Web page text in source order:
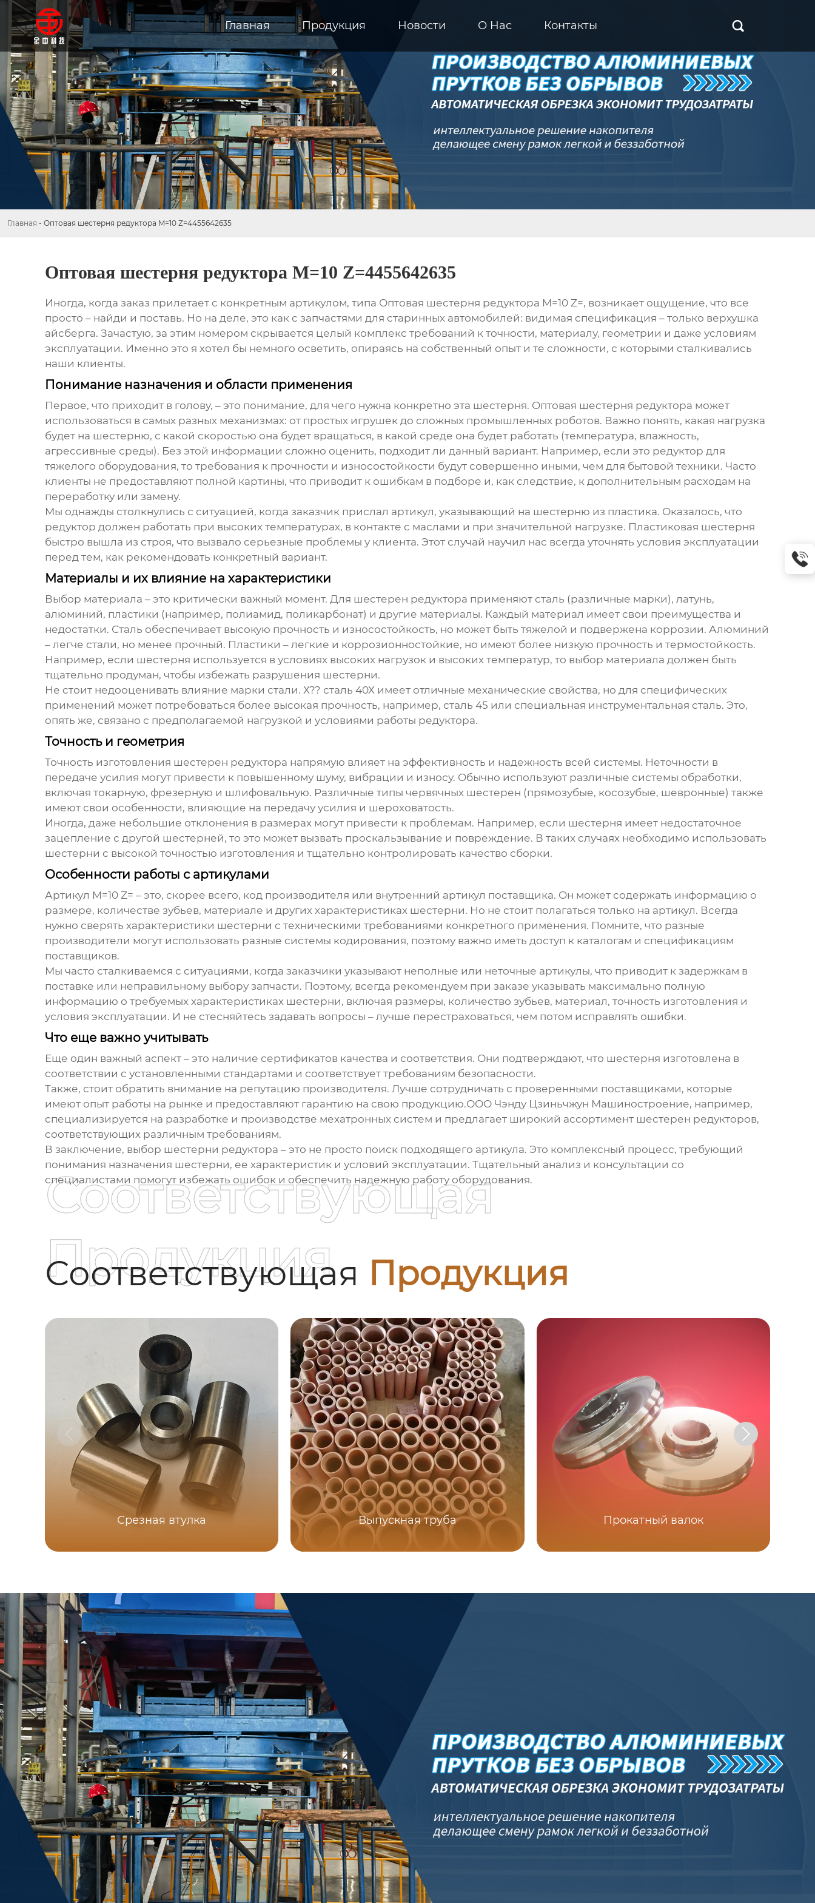
Главная Продукция Новости О Hас Контакты 
Главная - Оптовая шестерня редуктора M=10 Z=4455642635
Оптовая шестерня редуктора M=10 Z=4455642635
Иногда, когда заказ прилетает с конкретным артикулом, типа Оптовая шестерня редуктора M=10 Z=, возникает ощущение, что все
просто – найди и поставь. Но на деле, это как с запчастями для старинных автомобилей: видимая спецификация – только верхушка
айсберга. Зачастую, за этим номером скрывается целый комплекс требований к точности, материалу, геометрии и даже условиям
эксплуатации. Именно это я хотел бы немного осветить, опираясь на собственный опыт и те сложности, с которыми сталкивались
наши клиенты.
Понимание назначения и области применения
Первое, что приходит в голову, – это понимание, для чего нужна конкретно эта шестерня. Оптовая шестерня редуктора может
использоваться в самых разных механизмах: от простых игрушек до сложных промышленных роботов. Важно понять, какая нагрузка
будет на шестерню, с какой скоростью она будет вращаться, в какой среде она будет работать (температура, влажность,
агрессивные среды). Без этой информации сложно оценить, подходит ли данный вариант. Например, если это редуктор для
тяжелого оборудования, то требования к прочности и износостойкости будут совершенно иными, чем для бытовой техники. Часто
клиенты не предоставляют полной картины, что приводит к ошибкам в подборе и, как следствие, к дополнительным расходам на
переработку или замену.
Мы однажды столкнулись с ситуацией, когда заказчик прислал артикул, указывающий на шестерню из пластика. Оказалось, что
редуктор должен работать при высоких температурах, в контакте с маслами и при значительной нагрузке. Пластиковая шестерня
быстро вышла из строя, что вызвало серьезные проблемы у клиента. Этот случай научил нас всегда уточнять условия эксплуатации
перед тем, как рекомендовать конкретный вариант.
Материалы и их влияние на характеристики
Выбор материала – это критически важный момент. Для шестерен редуктора применяют сталь (различные марки), латунь,
алюминий, пластики (например, полиамид, поликарбонат) и другие материалы. Каждый материал имеет свои преимущества и
недостатки. Сталь обеспечивает высокую прочность и износостойкость, но может быть тяжелой и подвержена коррозии. Алюминий
– легче стали, но менее прочный. Пластики – легкие и коррозионностойкие, но имеют более низкую прочность и термостойкость.
Например, если шестерня используется в условиях высоких нагрузок и высоких температур, то выбор материала должен быть
тщательно продуман, чтобы избежать разрушения шестерни.
Не стоит недооценивать влияние марки стали. Х?? сталь 40Х имеет отличные механические свойства, но для специфических
применений может потребоваться более высокая прочность, например, сталь 45 или специальная инструментальная сталь. Это,
опять же, связано с предполагаемой нагрузкой и условиями работы редуктора.
Точность и геометрия
Точность изготовления шестерен редуктора напрямую влияет на эффективность и надежность всей системы. Неточности в
передаче усилия могут привести к повышенному шуму, вибрации и износу. Обычно используют различные системы обработки,
включая токарную, фрезерную и шлифовальную. Различные типы червячных шестерен (прямозубые, косозубые, шевронные) также
имеют свои особенности, влияющие на передачу усилия и шероховатость.
Иногда, даже небольшие отклонения в размерах могут привести к проблемам. Например, если шестерня имеет недостаточное
зацепление с другой шестерней, то это может вызвать проскальзывание и повреждение. В таких случаях необходимо использовать
шестерни с высокой точностью изготовления и тщательно контролировать качество сборки.
Особенности работы с артикулами
Артикул M=10 Z= – это, скорее всего, код производителя или внутренний артикул поставщика. Он может содержать информацию о
размере, количестве зубьев, материале и других характеристиках шестерни. Но не стоит полагаться только на артикул. Всегда
нужно сверять характеристики шестерни с техническими требованиями конкретного применения. Помните, что разные
производители могут использовать разные системы кодирования, поэтому важно иметь доступ к каталогам и спецификациям
поставщиков.
Мы часто сталкиваемся с ситуациями, когда заказчики указывают неполные или неточные артикулы, что приводит к задержкам в
поставке или неправильному выбору запчасти. Поэтому, всегда рекомендуем при заказе указывать максимально полную
информацию о требуемых характеристиках шестерни, включая размеры, количество зубьев, материал, точность изготовления и
условия эксплуатации. И не стесняйтесь задавать вопросы – лучше перестраховаться, чем потом исправлять ошибки.
Что еще важно учитывать
Еще один важный аспект – это наличие сертификатов качества и соответствия. Они подтверждают, что шестерня изготовлена в
соответствии с установленными стандартами и соответствует требованиям безопасности.
Также, стоит обратить внимание на репутацию производителя. Лучше сотрудничать с проверенными поставщиками, которые
имеют опыт работы на рынке и предоставляют гарантию на свою продукцию.ООО Чэнду Цзиньчжун Машиностроение, например,
специализируется на разработке и производстве мехатронных систем и предлагает широкий ассортимент шестерен редукторов,
соответствующих различным требованиям.
В заключение, выбор шестерни редуктора – это не просто поиск подходящего артикула. Это комплексный процесс, требующий
понимания назначения шестерни, ее характеристик и условий эксплуатации. Тщательный анализ и консультации со
специалистами помогут избежать ошибок и обеспечить надежную работу оборудования.
Соответствующая Продукция
Соответствующая
Продукция
Срезная втулка Выпускная труба Прокатный валок